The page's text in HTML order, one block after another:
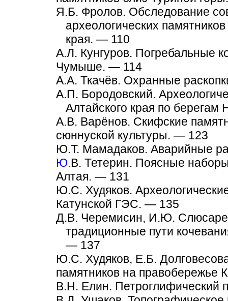
Я.Б. Фролов. Обследование
археологических
края. — 110
А.Л. Кунгуров. Погребальные
Чумыше. — 114
А.А. Ткачёв. Охранные
А.П. Бородовский.
Алтайского края по
А.В. Варёнов. Скифские
сюннуской культуры. — 123
Ю.Т. Мамадаков. Аварийные
Ю.В. Тетерин. Поясные
Алтая. — 131
Ю.С. Худяков.
Катунской ГЭС. — 135
Д.В. Черемисин, И.Ю.
традиционные пути
— 137
Ю.С. Худяков, Е.Б.
памятников на правобережье
В.Н. Елин. Петроглифический